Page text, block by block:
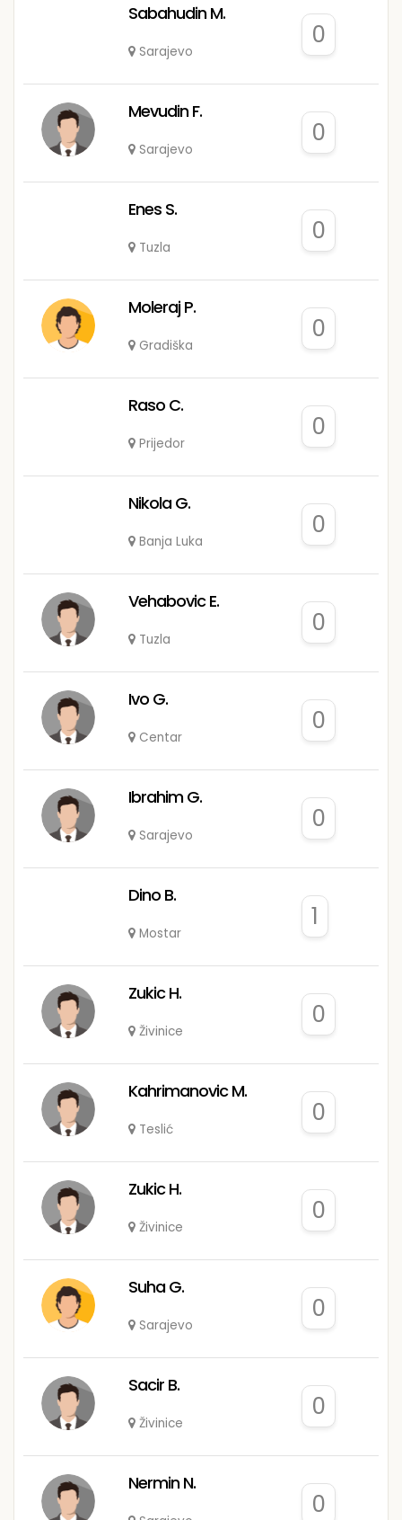
Sabahudin M.
Sarajevo
0
Mevudin F.
Sarajevo
0
Enes S.
Tuzla
0
Moleraj P.
Gradiška
0
Raso C.
Prijedor
0
Nikola G.
Banja Luka
0
Vehabovic E.
Tuzla
0
Ivo G.
Centar
0
Ibrahim G.
Sarajevo
0
Dino B.
Mostar
1
Zukic H.
Živinice
0
Kahrimanovic M.
Teslić
0
Zukic H.
Živinice
0
Suha G.
Sarajevo
0
Sacir B.
Živinice
0
Nermin N.
0